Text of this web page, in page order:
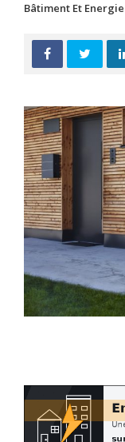
Bâtiment Et Energie